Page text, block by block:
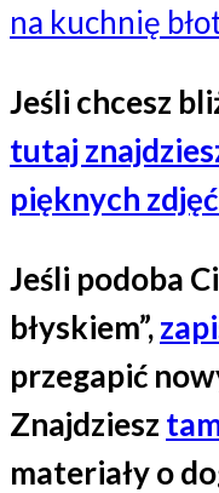
na kuchnię
Jeśli chcesz
tutaj
pięknych
Jeśli podoba
błyskiem”,
przegapić
Znajdziesz
materiały o